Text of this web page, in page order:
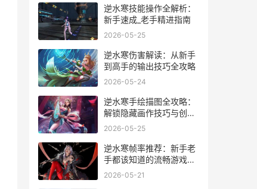
逆水寒技能操作全解析：
新手速成_老手精进指南
2026-05-25
逆水寒伤害解读：从新手
到高手的输出技巧全攻略
2026-05-24
逆水寒手绘描图全攻略：
解锁隐藏画作技巧与创作
心得
2026-05-25
逆水寒帧率推荐：新手老
手都该知道的流畅游戏指
南
2026-05-21